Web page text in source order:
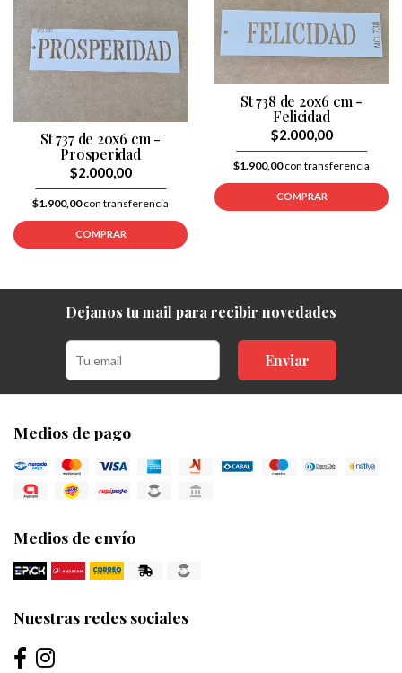
St 737 de 20x6 cm -
Prosperidad
$2.000,00
$1.900,00con transferencia
COMPRAR
St 738 de 20x6 cm -
Felicidad
$2.000,00
$1.900,00con transferencia
COMPRAR
Dejanos tu mail para recibir novedades
Enviar
Medios de pago
Medios de envío
Nuestras redes sociales